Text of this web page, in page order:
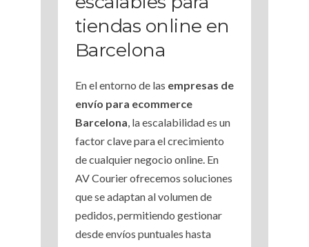
tiendas online en
Barcelona
En el entorno de las empresas de
envío para ecommerce
Barcelona , la escalabilidad es un
factor clave para el crecimiento
de cualquier negocio online. En
AV Courier ofrecemos soluciones
que se adaptan al volumen de
pedidos, permitiendo gestionar
desde envíos puntuales hasta